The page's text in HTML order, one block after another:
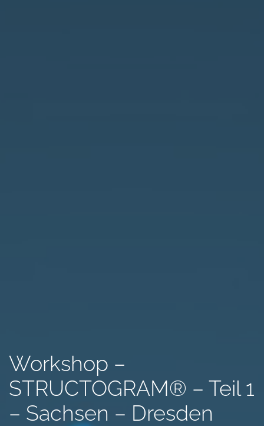
Workshop –
STRUCTOGRAM® – Teil 1
– Sachsen – Dresden